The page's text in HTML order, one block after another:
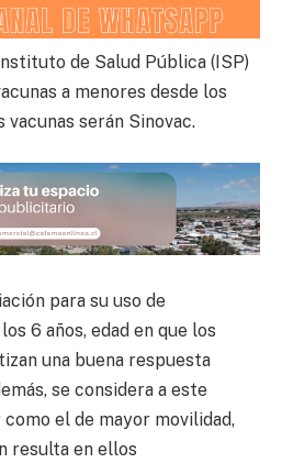
de Salud Pública (ISP)
a menores desde los
vacunas serán Sinovac.
para su uso de
6 años, edad en que los
una buena respuesta
se considera a este
el de mayor movilidad,
resulta en ellos